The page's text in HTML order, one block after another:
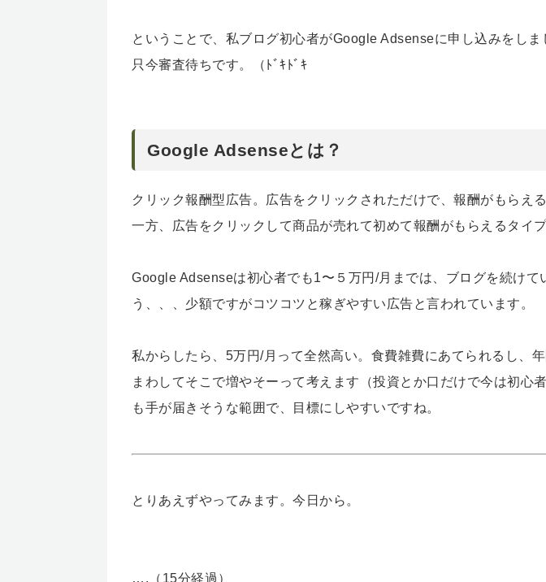
ということで、私ブログ初心者がGoogle Adsenseに申し込みをしま
只今審査待ちです。（ﾄﾞｷﾄﾞｷ
Google Adsenseとは？
クリック報酬型広告。広告をクリックされただけで、報酬がもらえ
一方、広告をクリックして商品が売れて初めて報酬がもらえるタイ
Google Adsenseは初心者でも1〜５万円/月までは、ブログを続けて
う、、、少額ですがコツコツと稼ぎやすい広告と言われています。
私からしたら、5万円/月って全然高い。食費雑費にあてられるし、
まわしてそこで増やそーって考えます（投資とか口だけで今は初心
も手が届きそうな範囲で、目標にしやすいですね。
とりあえずやってみます。今日から。
….（15分経過）